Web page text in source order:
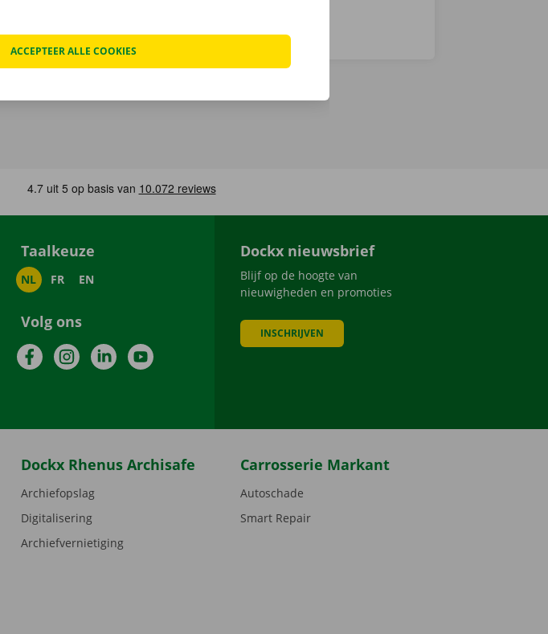
Taalkeuze
NL FR EN
Volg ons
FacebookInstagramLinkedInYouTube
Dockx nieuwsbrief
Blijf op de hoogte van
nieuwigheden en promoties
INSCHRIJVEN
Dockx Rhenus Archisafe
Archiefopslag
Digitalisering
Archiefvernietiging
Carrosserie Markant
Autoschade
Smart Repair
ACCEPTEER ALLE COOKIES